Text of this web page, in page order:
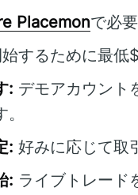
Placemonで必
するために最低
: デモアカウント
: 好みに応じて取
: ライブトレード